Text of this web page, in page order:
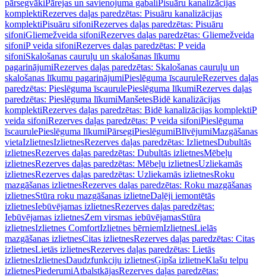
pārsegvākiPārejas un savienojuma gabaliPisuāru kanalizācijas
komplektiRezerves daļas paredzētas: Pisuāru kanalizācijas
komplektiPisuāru sifoniRezerves daļas paredzētas: Pisuāru
sifoniGliemežveida sifoniRezerves daļas paredzētas: Gliemežveida
sifoniP veida sifoniRezerves daļas paredzētas: P veida
sifoniSkalošanas cauruļu un skalošanas līkumu
pagarinājumiRezerves daļas paredzētas: Skalošanas cauruļu un
skalošanas līkumu pagarinājumiPieslēguma īscauruleRezerves daļas
paredzētas: Pieslēguma īscaurulePieslēguma līkumiRezerves daļas
paredzētas: Pieslēguma līkumiManšetesBidē kanalizācijas
komplektiRezerves daļas paredzētas: Bidē kanalizācijas komplektiP
veida sifoniRezerves daļas paredzētas: P veida sifoniPieslēguma
īscaurulePieslēguma līkumiPārsegiPieslēgumiBlīvējumiMazgāšanas
vietaIzlietnesIzlietnesRezerves daļas paredzētas: IzlietnesDubultās
izlietnesRezerves daļas paredzētas: Dubultās izlietnesMēbeļu
izlietnesRezerves daļas paredzētas: Mēbeļu izlietnesUzliekamās
izlietnesRezerves daļas paredzētas: Uzliekamās izlietnesRoku
mazgāšanas izlietnesRezerves daļas paredzētas: Roku mazgāšanas
izlietnesStūra roku mazgāšanas izlietneDaļēji iemontētās
izlietnesIebūvējamas izlietnesRezerves daļas paredzētas:
Iebūvējamas izlietnesZem virsmas iebūvējamasStūra
izlietnesIzlietnes ComfortIzlietnes bērniemIzlietnesLielās
mazgāšanas izlietnesCitas izlietnesRezerves daļas paredzētas: Citas
izlietnesLietās izlietnesRezerves daļas paredzētas: Lietās
izlietnesIzlietnesDaudzfunkciju izlietnesĢipša izlietneKlašu telpu
izlietnesPiederumiAtbalstkājasRezerves daļas paredzētas: